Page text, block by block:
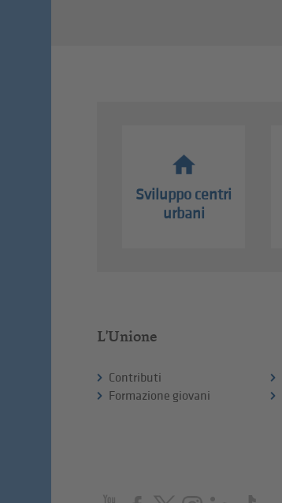
Sviluppo centri
urbani
L'Unione
Contributi
Formazione giovani